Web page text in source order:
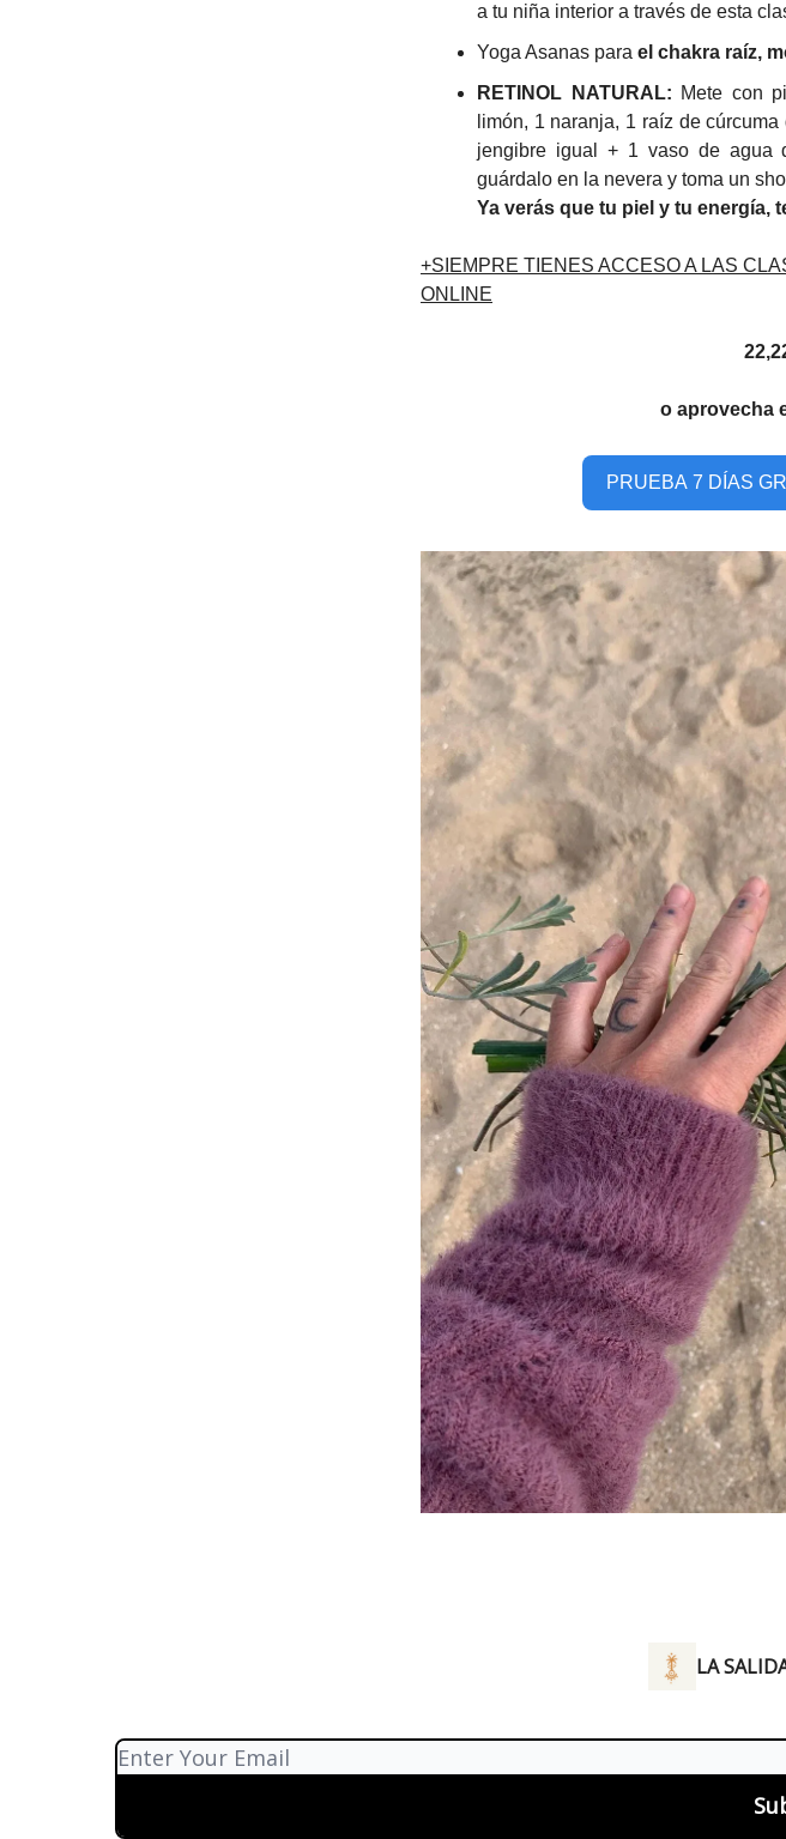
a tu niña interior a través de esta
Yoga Asanas para el chakra raíz,
RETINOL NATURAL: Mete con
limón, 1 naranja, 1 raíz de
jengibre igual + 1 vaso de agua
guárdalo en la nevera y toma un
Ya verás que tu piel y tu energía,
+SIEMPRE TIENES ACCESO A LAS
ONLINE
o aprovecha
PRUEBA 7 DÍAS
LA